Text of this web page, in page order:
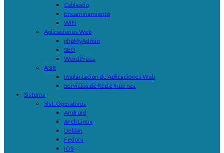
Cableado
Encaminamiento
WiFi
Aplicaciones Web
phpMyAdmin
SEO
WordPress
ASIR
Implantación de Aplicaciones Web
Servicios de Red e Internet
Sistema
Sist. Operativos
Android
Arch Linux
Debian
Fedora
iOS